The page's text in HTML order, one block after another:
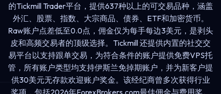
的Tickmill Trader平台，提供637种以上的可交易品种，涵盖
外汇、股票、指数、大宗商品、债券、ETF和加密货币。
Raw账户点差低至0.0点，佣金仅为每手每边3美元，是剥头
皮和高频交易者的顶级选择。Tickmill 还提供内置的社交交
易平台以支持跟单交易，为符合条件的账户提供免费VPS托
管，所有账户类型均支持伊斯兰免掉期账户，并为新客户提
供30美元无存款欢迎账户奖金。该经纪商曾多次获得行业
奖项，包括2026年ForexBrokers.com最佳佣金与费用奖。